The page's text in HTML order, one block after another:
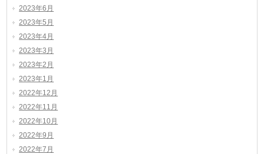
2023年6月
2023年5月
2023年4月
2023年3月
2023年2月
2023年1月
2022年12月
2022年11月
2022年10月
2022年9月
2022年7月